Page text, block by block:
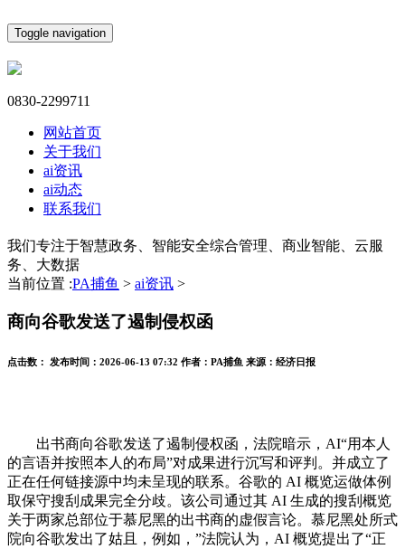
Toggle navigation
0830-2299711
网站首页
关于我们
ai资讯
ai动态
联系我们
我们专注于智慧政务、智能安全综合管理、商业智能、云服
务、大数据
当前位置 :PA捕鱼 > ai资讯 >
商向谷歌发送了遏制侵权函
点击数： 发布时间： 2026-06-13 07:32 作者： PA捕鱼 来源： 经济日报
出书商向谷歌发送了遏制侵权函，法院暗示，AI“用本人
的言语并按照本人的布局”对成果进行沉写和评判。并成立了
正在任何链接源中均未呈现的联系。谷歌的 AI 概览运做体例
取保守搜刮成果完全分歧。该公司通过其 AI 生成的搜刮概览
关于两家总部位于慕尼黑的出书商的虚假言论。慕尼黑处所式
院向谷歌发出了姑且，例如，”法院认为，AI 概览提出了“正